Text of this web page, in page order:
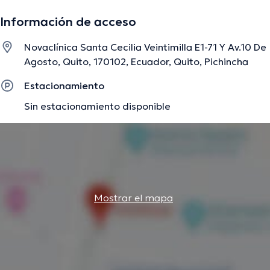
Información de acceso
Novaclínica Santa Cecilia Veintimilla E1-71 Y Av.10 De
Agosto, Quito, 170102, Ecuador, Quito, Pichincha
Estacionamiento
Sin estacionamiento disponible
Mostrar el mapa